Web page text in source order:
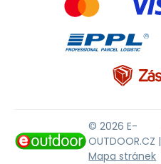
© 2026 E-
OUTDOOR.CZ |
Mapa stránek